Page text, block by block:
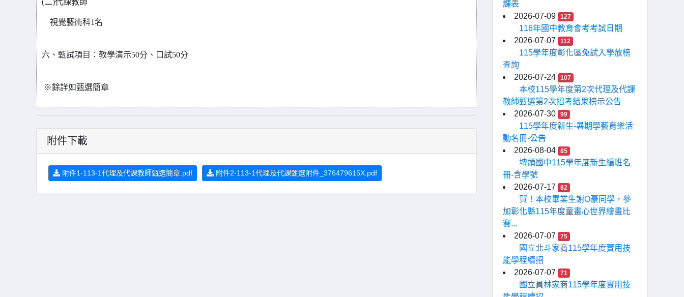
(二)代課教師
視覺藝術科1名
六、甄試項目：教學演示50分、口試50分
※餘詳如甄選簡章
附件下載
附件1-113-1代理及代課教師甄選簡章.pdf 附件2-113-1代理及代課甄選附件_376479615X.pdf
課表
2026-07-09
127
116年國中教育會考考試日期
2026-07-07
112
115學年度彰化區免試入學放榜
查詢
2026-07-24
107
本校115學年度第2次代理及代課
教師甄選第2次招考結果榜示公告
2026-07-30
99
115學年度新生-暑期學藝育樂活
動名冊-公告
2026-08-04
85
埤頭國中115學年度新生編班名
冊-含學號
2026-07-17
82
賀！本校畢業生謝O豪同學，參
加彰化縣115年度童畫心世界繪畫比
賽...
2026-07-07
75
國立北斗家商115學年度實用技
能學程續招
2026-07-07
71
國立員林家商115學年度實用技